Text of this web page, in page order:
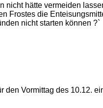
nicht hätte vermeiden
Frostes die
nicht starten können ?`
Vormittag des 10.12.